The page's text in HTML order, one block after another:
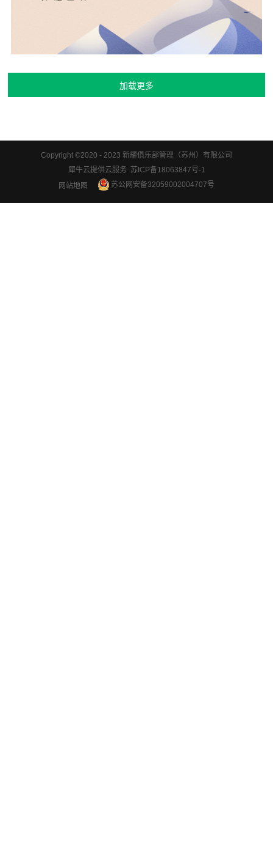
Copyright ©2020 - 2023 新耀俱乐部管理（苏州）有限公司
犀牛云提供云服务 苏ICP备18063847号-1
网站地图
苏公网安备32059002004707号